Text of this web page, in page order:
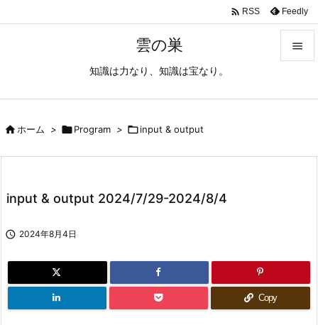
雲の巣
知識は力なり、知識は宝なり。

 RSS Feedly
ホーム > Program > input & output
input & output 2024/7/29-2024/8/4
 2024年8月4日
Copy